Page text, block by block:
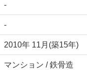
-
-
2010年 11月(築15年)
マンション / 鉄骨造